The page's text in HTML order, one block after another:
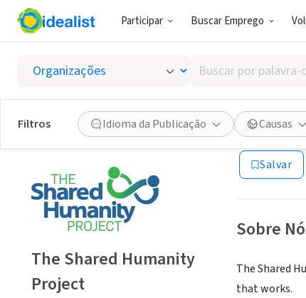
Participar Buscar Emprego
Buscar
por
palavra-
chave,
habilidades
ou
interesses
Filtros Idioma da Publicação Causas
The
Palm Beach
Salvar
Sobre
The Shared
that works.
The Shared Humanity
Project